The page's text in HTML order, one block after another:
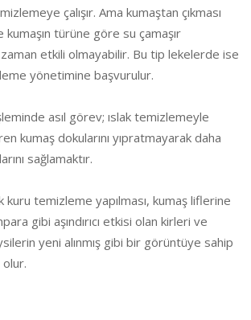
çalışır. Ama kumaştan çıkması
türüne göre su çamaşır
etkili olmayabilir. Bu tip lekelerde ise
yönetimine başvurulur.
asıl görev; ıslak temizlemeyle
kumaş dokularını yıpratmayarak daha
sağlamaktır.
kuru temizleme yapılması, kumaş liflerine
gibi aşındırıcı etkisi olan kirleri ve
yeni alınmış gibi bir görüntüye sahip
olur.